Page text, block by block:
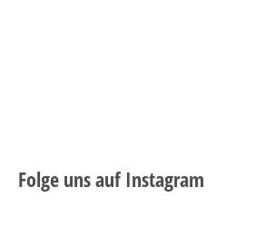
Folge uns auf Instagram